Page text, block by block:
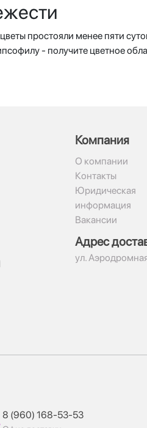
простояли менее пяти
- получите цветное
Компания
О компании
Контакты
Юридическая
информация
Вакансии
Адрес
ул.
8 (960) 168-53-53